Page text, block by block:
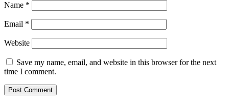
Name *
Email *
Website
Save my name, email, and website in this browser for the next
time I comment.